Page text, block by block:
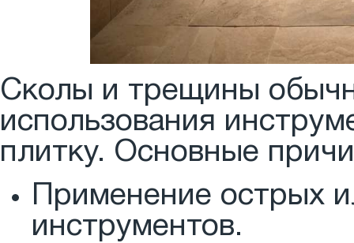
Сколы и трещины
использования
плитку. Основные
Применение острых
инструментов.